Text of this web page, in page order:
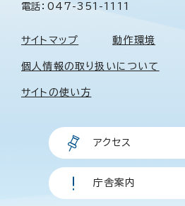
電話：047-351-1111
サイトマップ 動作環境
個人情報の取り扱いについて
サイトの使い方
アクセス
庁舎案内